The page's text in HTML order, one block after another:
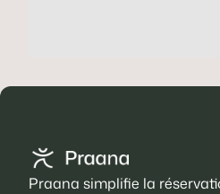
Praana simplifie la